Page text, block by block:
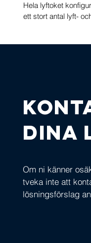
Hela lyftoket
ett stort antal lyft-
dina
Om ni känner
tveka inte att
lösningsförslag